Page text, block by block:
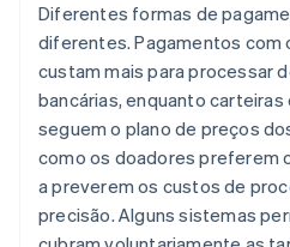
Diferentes formas de
diferentes. Pagamentos com
custam mais para processar
bancárias, enquanto
seguem o plano de preços
como os doadores preferem
a preverem os custos de
precisão. Alguns sistemas